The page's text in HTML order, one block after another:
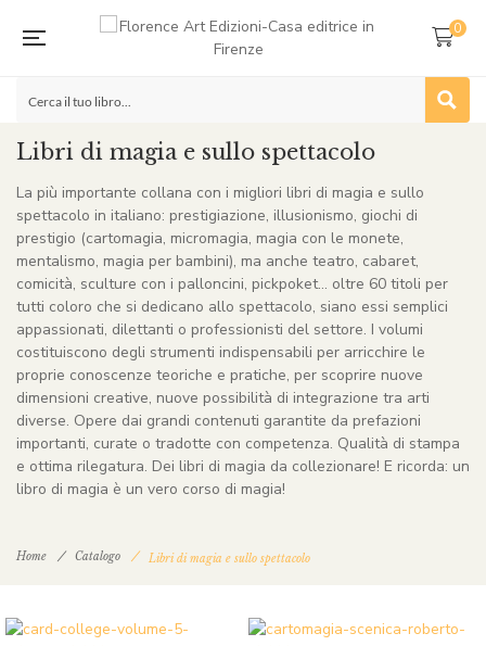
0
Libri di magia e sullo spettacolo
La più importante collana con i migliori libri di magia e sullo
spettacolo in italiano: prestigiazione, illusionismo, giochi di
prestigio (cartomagia, micromagia, magia con le monete,
mentalismo, magia per bambini), ma anche teatro, cabaret,
comicità, sculture con i palloncini, pickpoket… oltre 60 titoli per
tutti coloro che si dedicano allo spettacolo, siano essi semplici
appassionati, dilettanti o professionisti del settore. I volumi
costituiscono degli strumenti indispensabili per arricchire le
proprie conoscenze teoriche e pratiche, per scoprire nuove
dimensioni creative, nuove possibilità di integrazione tra arti
diverse. Opere dai grandi contenuti garantite da prefazioni
importanti, curate o tradotte con competenza. Qualità di stampa
e ottima rilegatura. Dei libri di magia da collezionare! E ricorda: un
libro di magia è un vero corso di magia!
Home Catalogo Libri di magia e sullo spettacolo